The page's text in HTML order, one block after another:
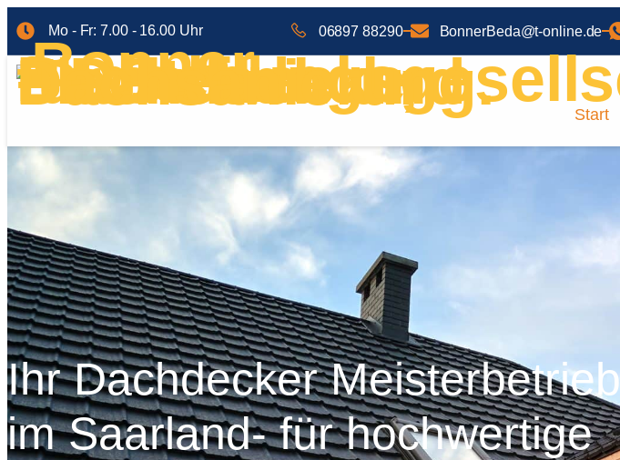
Mo - Fr: 7.00 - 16.00 Uhr 06897 88290 BonnerBeda@t-online.de
Start
Ihr Dachdecker Meisterbetrieb
im Saarland- für hochwertige